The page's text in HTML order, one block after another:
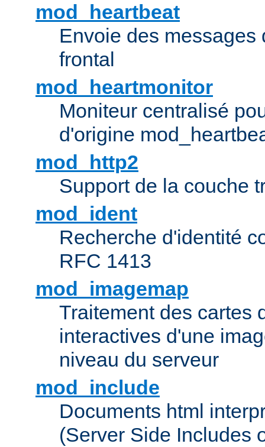
mod_heartbeat
Envoie des messages
frontal
mod_heartmonitor
Moniteur centralisé
d'origine
mod_http2
Support de la couche
mod_ident
Recherche d'identité
RFC 1413
mod_imagemap
Traitement des cartes
interactives d'une
niveau du serveur
mod_include
Documents html
(Server Side Includes